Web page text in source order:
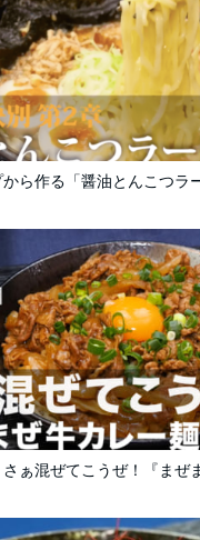
ら作る「醤油とんこつラ
さぁ混ぜてこうぜ！『まぜ